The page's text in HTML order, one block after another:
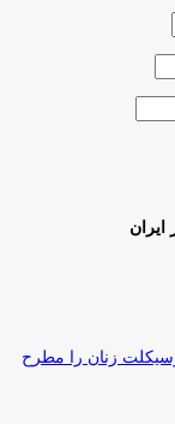
زنان را مطرح